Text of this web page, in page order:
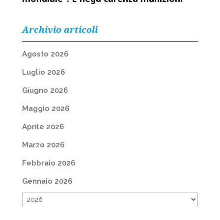
Archivio articoli
Agosto 2026
Luglio 2026
Giugno 2026
Maggio 2026
Aprile 2026
Marzo 2026
Febbraio 2026
Gennaio 2026